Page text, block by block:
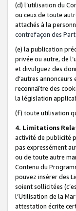
(d) l’utilisation du
ou ceux de toute
attachés à la
contrefaçon des
(e) la publication
privée ou autre, de
et divulguez des
d’autres
reconnaître des
la législation
(f) toute utilisation
4. Limitations
activité de publicité
pas expressément
ou de toute autre
Contenu du
pouvez insérer des
soient sollicitées
l’Utilisation de la
attestation écrite